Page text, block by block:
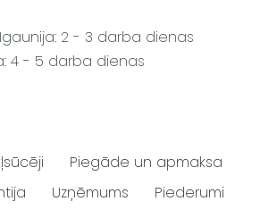
2 - 3 darba dienas
4 - 5 darba dienas
Piegāde un apmaksa
Uzņēmums
Piederumi